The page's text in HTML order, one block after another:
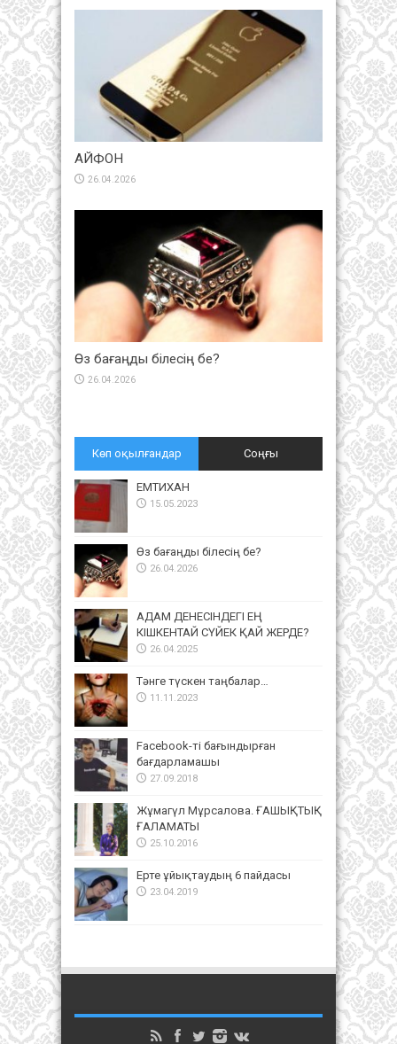
АЙФОН
26.04.2026
Өз бағаңды білесің бе?
26.04.2026
Көп оқылғандар Соңғы
ЕМТИХАН
15.05.2023
Өз бағаңды білесің бе?
26.04.2026
АДАМ ДЕНЕСІНДЕГІ ЕҢ
КІШКЕНТАЙ СҮЙЕК ҚАЙ ЖЕРДЕ?
26.04.2025
Тәнге түскен таңбалар…
11.11.2023
Facebook-ті бағындырған
бағдарламашы
27.09.2018
Жұмагүл Мұрсалова. ҒАШЫҚТЫҚ
ҒАЛАМАТЫ
25.10.2016
Ерте ұйықтаудың 6 пайдасы
23.04.2019